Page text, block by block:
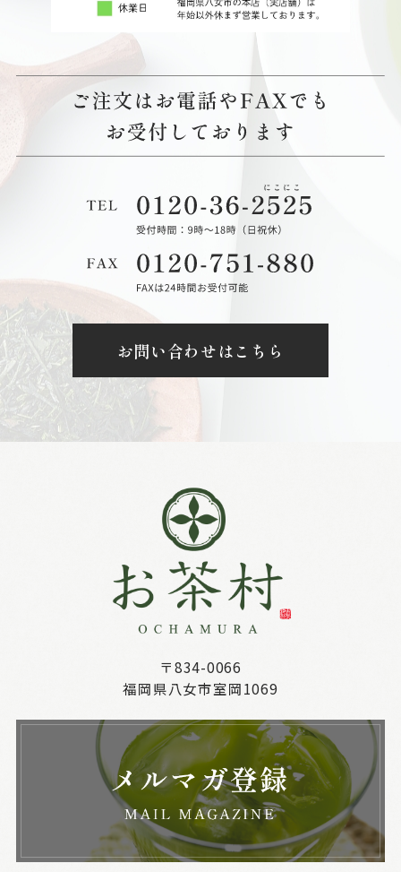
お問い合わせはこちら
〒834-0066
福岡県八女市室岡1069